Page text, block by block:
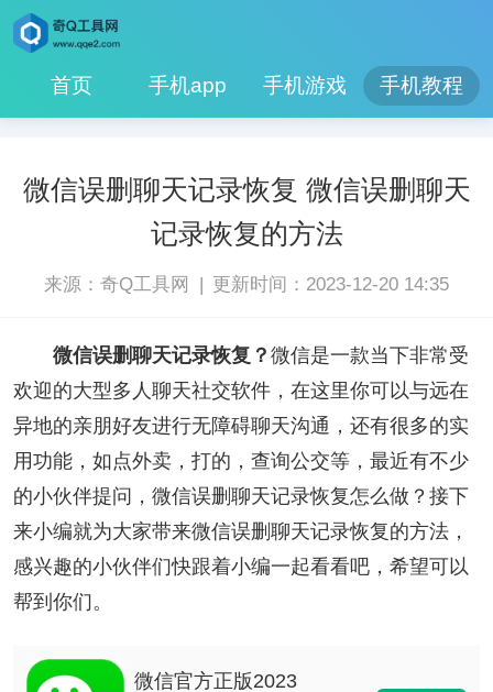
首页 手机app 手机游戏 手机教程
微信误删聊天记录恢复 微信误删聊天
记录恢复的方法
来源：奇Q工具网 | 更新时间：2023-12-20 14:35
微信误删聊天记录恢复？ 微信是一款当下非常受
欢迎的大型多人聊天社交软件，在这里你可以与远在
异地的亲朋好友进行无障碍聊天沟通，还有很多的实
用功能，如点外卖，打的，查询公交等，最近有不少
的小伙伴提问，微信误删聊天记录恢复怎么做？接下
来小编就为大家带来微信误删聊天记录恢复的方法，
感兴趣的小伙伴们快跟着小编一起看看吧，希望可以
帮到你们。
微信官方正版2023